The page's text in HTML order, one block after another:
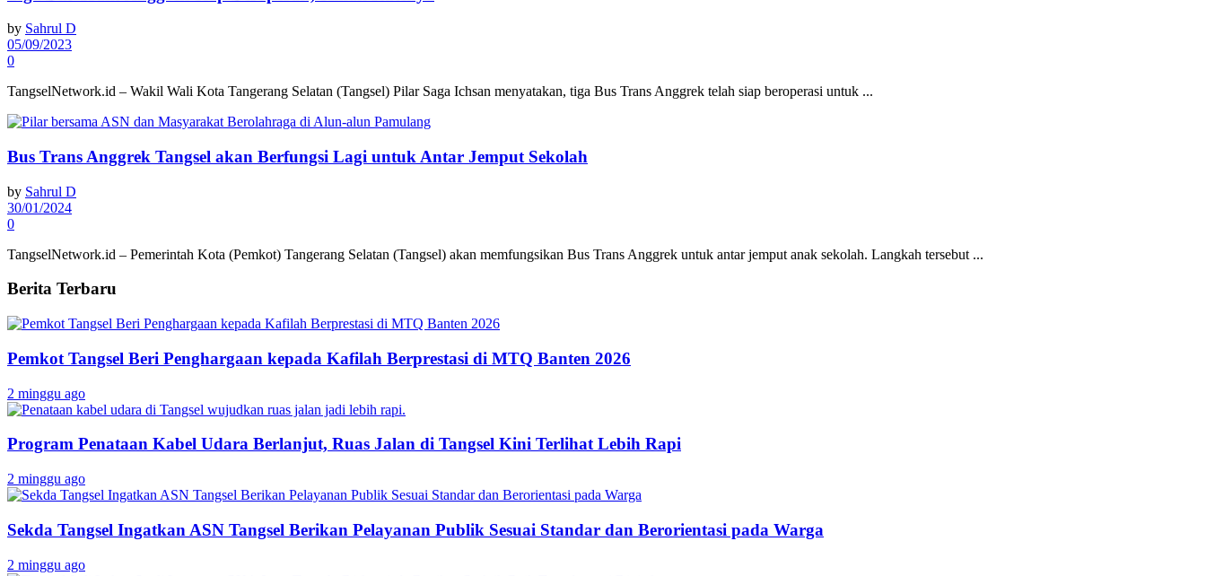
by Sahrul D
05/09/2023
0
TangselNetwork.id – Wakil Wali Kota Tangerang Selatan (Tangsel) Pilar Saga Ichsan menyatakan, tiga Bus Trans Anggrek telah siap beroperasi untuk ...
Bus Trans Anggrek Tangsel akan Berfungsi Lagi untuk Antar Jemput Sekolah
by Sahrul D
30/01/2024
0
TangselNetwork.id – Pemerintah Kota (Pemkot) Tangerang Selatan (Tangsel) akan memfungsikan Bus Trans Anggrek untuk antar jemput anak sekolah. Langkah tersebut ...
Berita Terbaru
Pemkot Tangsel Beri Penghargaan kepada Kafilah Berprestasi di MTQ Banten 2026
2 minggu ago
Program Penataan Kabel Udara Berlanjut, Ruas Jalan di Tangsel Kini Terlihat Lebih Rapi
2 minggu ago
Sekda Tangsel Ingatkan ASN Tangsel Berikan Pelayanan Publik Sesuai Standar dan Berorientasi pada Warga
2 minggu ago